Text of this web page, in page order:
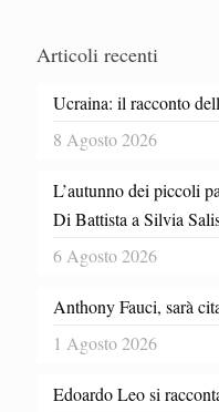
Articoli recenti
Ucraina: il racconto
8 Agosto 2026
L’autunno dei piccoli
Di Battista a Silvia
6 Agosto 2026
Anthony Fauci, sarà
1 Agosto 2026
Edoardo Leo si